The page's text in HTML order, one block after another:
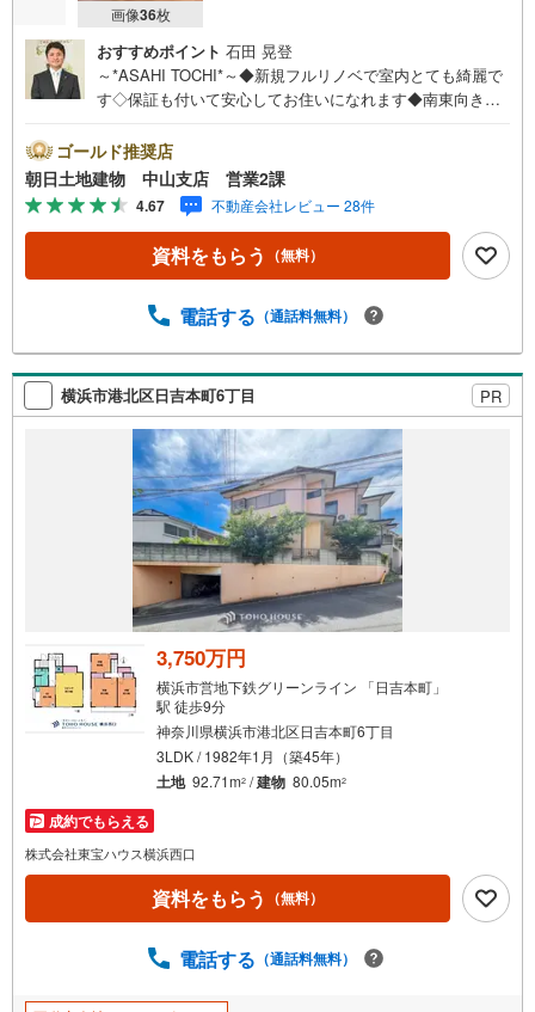
画像36枚
おすすめポイント 石田 晃登
～*ASAHI TOCHI*～◆新規フルリノベで室内とても綺麗で
す◇保証も付いて安心してお住いになれます◆南東向きで
があり、収納力があります* * * * 住まい、安心のおとりつ
ぎ * * * *おかげさまで42周年を迎えることができました♪ご
成約件数7万件達成!!☆当日のご見学も対応可能です！☆JR
横浜線「中山」駅徒歩1分！☆ご予約は『朝日土地建物中山
店』まで！朝日土地建物グループは地域密着を合言葉に全1
3店舗でその地域No.1を目指しております。広告掲載してい
いなぁ・・頭金無くても平気・・？お家の買替えってどう
有資格者が丁寧にご説明させていただきます！お問い合わ
せをお待ちしております!!
ゴールド推奨店
朝日土地建物 中山支店 営業2課
4.67 不動産会社レビュー 28件
資料をもらう （無料）
電話する （通話料無料）
横浜市港北区日吉本町6丁目 PR
3,750万円
横浜市営地下鉄グリーンライン 「日吉本町」
駅 徒歩9分
神奈川県横浜市港北区日吉本町6丁目
3LDK / 1982年1月（築45年）
土地 92.71m2 /建物 80.05m2
成約でもらえる
株式会社東宝ハウス横浜西口
資料をもらう （無料）
電話する （通話料無料）